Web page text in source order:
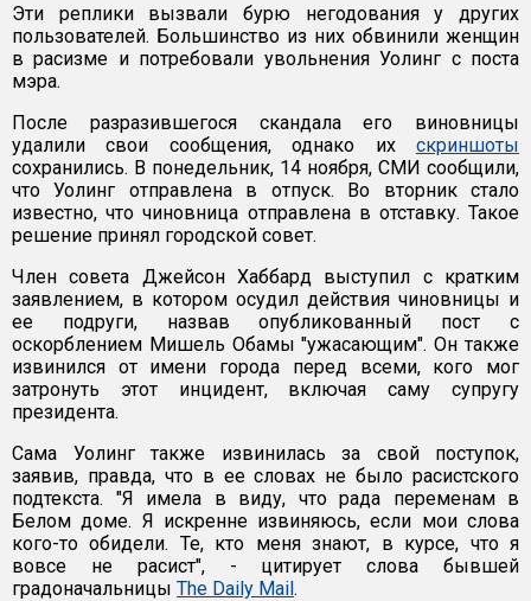
Эти реплики вызвали бурю негодования у других
пользователей. Большинство из них обвинили женщин
в расизме и потребовали увольнения Уолинг с поста
мэра.
После разразившегося скандала его виновницы
удалили свои сообщения, однако их скриншоты
сохранились. В понедельник, 14 ноября, СМИ сообщили,
что Уолинг отправлена в отпуск. Во вторник стало
известно, что чиновница отправлена в отставку. Такое
решение принял городской совет.
Член совета Джейсон Хаббард выступил с кратким
заявлением, в котором осудил действия чиновницы и
ее подруги, назвав опубликованный пост с
оскорблением Мишель Обамы "ужасающим". Он также
извинился от имени города перед всеми, кого мог
затронуть этот инцидент, включая саму супругу
президента.
Сама Уолинг также извинилась за свой поступок,
заявив, правда, что в ее словах не было расистского
подтекста. "Я имела в виду, что рада переменам в
Белом доме. Я искренне извиняюсь, если мои слова
кого-то обидели. Те, кто меня знают, в курсе, что я
вовсе не расист", - цитирует слова бывшей
градоначальницы The Daily Mail.